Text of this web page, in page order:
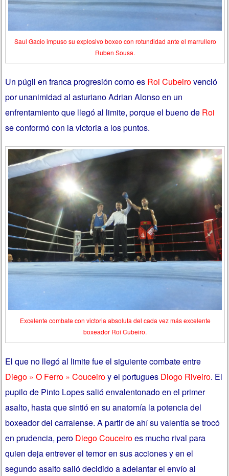
Saul Gacio impuso su explosivo boxeo con rotundidad ante el marrullero
Ruben Sousa.
Un púgil en franca progresión como es Roi Cubeirovenció
por unanimidad al asturiano Adrian Alonso en un
enfrentamiento que llegó al limite, porque el bueno de Roi
se conformó con la victoria a los puntos.
Excelente combate con victoria absoluta del cada vez más excelente
boxeador Roi Cubeiro.
El que no llegó al limite fue el siguiente combate entre
Diego » O Ferro » Couceiroy el portugues Diogo Riveiro. El
pupilo de Pinto Lopes salió envalentonado en el primer
asalto, hasta que sintió en su anatomía la potencia del
boxeador del carralense. A partir de ahí su valentía se trocó
en prudencia, pero Diego Couceiroes mucho rival para
quien deja entrever el temor en sus acciones y en el
segundo asalto salió decidido a adelantar el envío al